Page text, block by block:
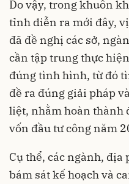
Do vậy, trong khuôn
tỉnh diễn ra mới đây,
đã đề nghị các sở,
cần tập trung thực
đúng tình hình, từ đó
đề ra đúng giải pháp
liệt, nhằm hoàn thành
vốn đầu tư công năm
Cụ thể, các ngành, địa
bám sát kế hoạch và